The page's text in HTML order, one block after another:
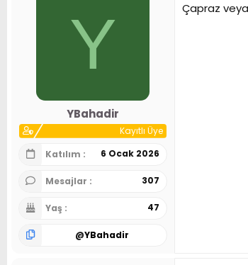
Y
YBahadir
Kayıtlı Üye
Katılım
6 Ocak 2026
Mesajlar 307
Yaş 47
@YBahadir
Çapraz